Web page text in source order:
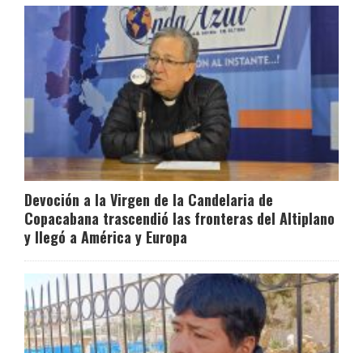
Devoción a la Virgen de la Candelaria de
Copacabana trascendió las fronteras del Altiplano
y llegó a América y Europa